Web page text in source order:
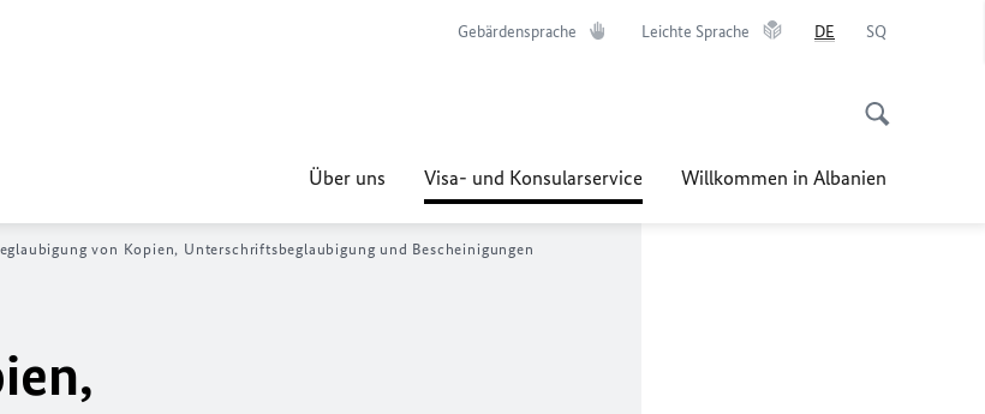
Gebärdensprache Leichte Sprache DE SQ
Über uns Visa- und Konsularservice Willkommen in Albanien
von Kopien, Unterschriftsbeglaubigung und Bescheinigungen